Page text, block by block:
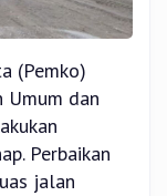
(Pemko)
Umum dan
Perbaikan
jalan